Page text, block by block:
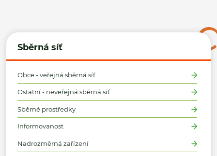
Sběrná síť
Obce - veřejná sběrná síť
Ostatní - neveřejná sběrná síť
Sběrné prostředky
Informovanost
Nadrozměrná zařízení